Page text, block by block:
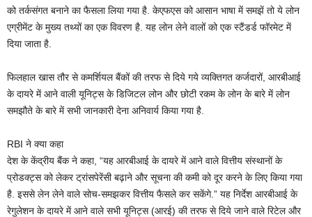
को तर्कसंगत बनाने का फैसला लिया गया है. केएफएस को आसान भाषा में समझें तो ये लोन
एग्रीमेंट के मुख्य तथ्यों का एक विवरण है. यह लोन लेने वालों को एक स्टैंडर्ड फॉरमेट में
दिया जाता है.
फिलहाल खास तौर से कमर्शियल बैंकों की तरफ से दिये गये व्यक्तिगत कर्जदारों, आरबीआई
के दायरे में आने वाली यूनिट्स के डिजिटल लोन और छोटी रकम के लोन के बारे में लोन
समझौते के बारे में सभी जानकारी देना अनिवार्य किया गया है.
RBI ने क्या कहा
देश के केंद्रीय बैंक ने कहा, “यह आरबीआई के दायरे में आने वाले वित्तीय संस्थानों के
प्रोडक्ट्स को लेकर ट्रांसपेरेंसी बढ़ाने और सूचना की कमी को दूर करने के लिए किया गया
है. इससे लेन लेने वाले सोच-समझकर वित्तीय फैसले कर सकेंगे.” यह निर्देश आरबीआई के
रेगुलेशन के दायरे में आने वाले सभी यूनिट्स (आरई) की तरफ से दिये जाने वाले रिटेल और